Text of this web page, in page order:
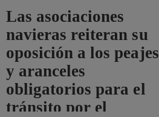
Las asociaciones
navieras reiteran su
oposición a los peajes
y aranceles
obligatorios para el
tránsito por el